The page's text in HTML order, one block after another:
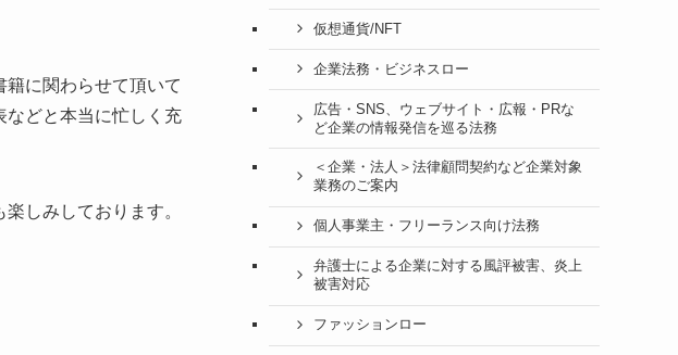
籍に関わらせて頂いて
などと本当に忙しく充
しみしております。
仮想通貨/NFT
企業法務・ビジネスロー
広告・SNS、ウェブサイト・広報・PRな
ど企業の情報発信を巡る法務
＜企業・法人＞法律顧問契約など企業対象
業務のご案内
個人事業主・フリーランス向け法務
弁護士による企業に対する風評被害、炎上
被害対応
ファッションロー